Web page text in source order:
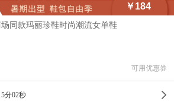
￥184
同款玛丽珍鞋时尚潮流女单鞋
可用优惠券
分00秒